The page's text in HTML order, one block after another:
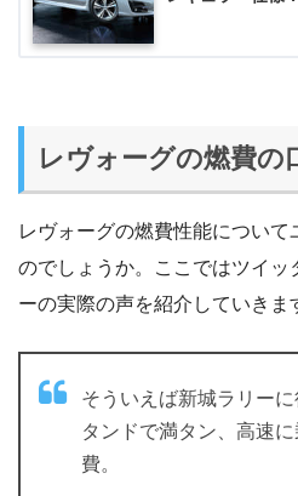
レヴォーグの燃費の
レヴォーグの燃費性能について
のでしょうか。ここではツイ
ーの実際の声を紹介していきま
そういえば新城ラリー
タンドで満タン、高速
費。